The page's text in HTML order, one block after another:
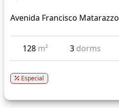
Avenida Francisco Matarazzo
128 m² 3 dorms
Especial